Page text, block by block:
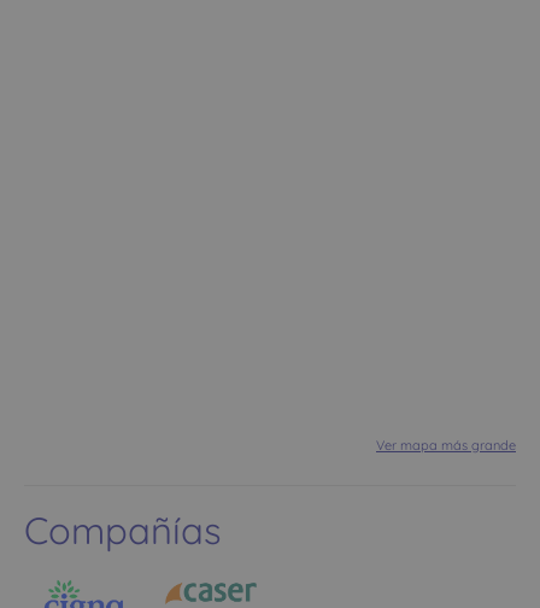
Ver mapa más grande
Compañías